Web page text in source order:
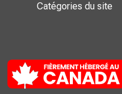
Catégories du site